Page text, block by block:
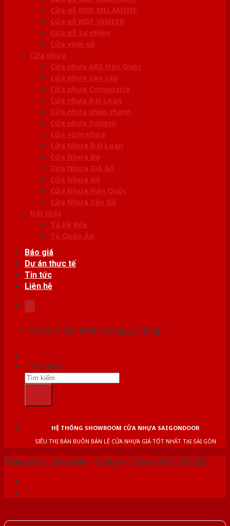
Cửa gỗ MDF MELAMINE
Cửa gỗ MDF VENEER
Cửa gỗ tự nhiên
Cửa vòm gỗ
Cửa nhựa
Cửa nhựa ABS Hàn Quốc
Cửa nhựa cao cấp
Cửa nhựa Composite
Cửa nhựa Đài Loan
Cửa nhựa ghép thanh
Cửa nhựa Sungyu
Cửa vòm nhựa
Cửa Nhựa Đài Loan
Cửa Nhựa Đẹp
Cửa Nhựa Giả Gỗ
Cửa Nhựa Gỗ
Cửa Nhựa Hàn Quốc
Cửa Nhựa Vân Gỗ
Nội thất
Tủ Kệ Bếp
Tủ Quần Áo
Báo giá
Dự án thực tế
Tin tức
Liên hệ
Chưa có sản phẩm trong giỏ hàng.
Tìm kiếm:
HỆ THỐNG SHOWROOM CỬA NHỰA SAIGONDOOR
SIÊU THỊ BÁN BUÔN BÁN LẺ CỬA NHỰA GIÁ TỐT NHẤT TẠI SÀI GÒN
Trang chủ /Sản phẩm /Cửa gỗ /Cửa gỗ HDF VENEER